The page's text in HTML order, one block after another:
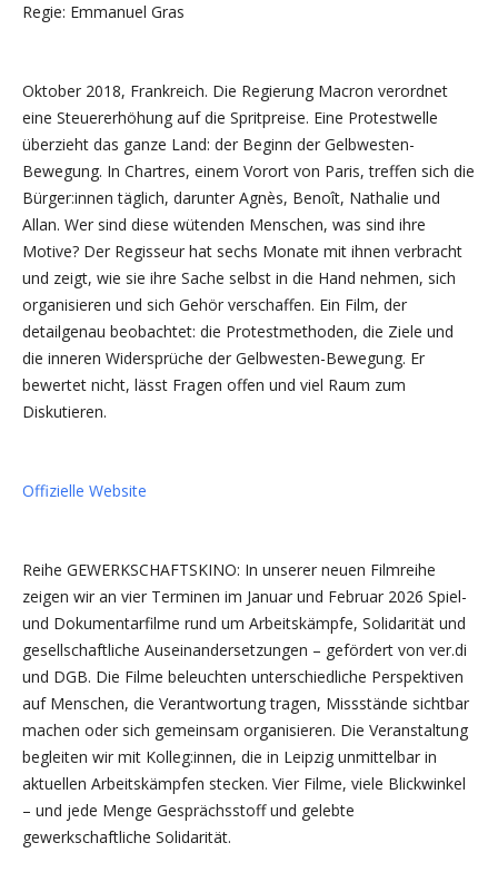
Regie: Emmanuel Gras
Oktober 2018, Frankreich. Die Regierung Macron verordnet
eine Steuererhöhung auf die Spritpreise. Eine Protestwelle
überzieht das ganze Land: der Beginn der Gelbwesten-
Bewegung. In Chartres, einem Vorort von Paris, treffen sich die
Bürger:innen täglich, darunter Agnès, Benoît, Nathalie und
Allan. Wer sind diese wütenden Menschen, was sind ihre
Motive? Der Regisseur hat sechs Monate mit ihnen verbracht
und zeigt, wie sie ihre Sache selbst in die Hand nehmen, sich
organisieren und sich Gehör verschaffen. Ein Film, der
detailgenau beobachtet: die Protestmethoden, die Ziele und
die inneren Widersprüche der Gelbwesten-Bewegung. Er
bewertet nicht, lässt Fragen offen und viel Raum zum
Diskutieren.
Offizielle Website
Reihe GEWERKSCHAFTSKINO: In unserer neuen Filmreihe
zeigen wir an vier Terminen im Januar und Februar 2026 Spiel-
und Dokumentarfilme rund um Arbeitskämpfe, Solidarität und
gesellschaftliche Auseinandersetzungen – gefördert von ver.di
und DGB. Die Filme beleuchten unterschiedliche Perspektiven
auf Menschen, die Verantwortung tragen, Missstände sichtbar
machen oder sich gemeinsam organisieren. Die Veranstaltung
begleiten wir mit Kolleg:innen, die in Leipzig unmittelbar in
aktuellen Arbeitskämpfen stecken. Vier Filme, viele Blickwinkel
– und jede Menge Gesprächsstoff und gelebte
gewerkschaftliche Solidarität.